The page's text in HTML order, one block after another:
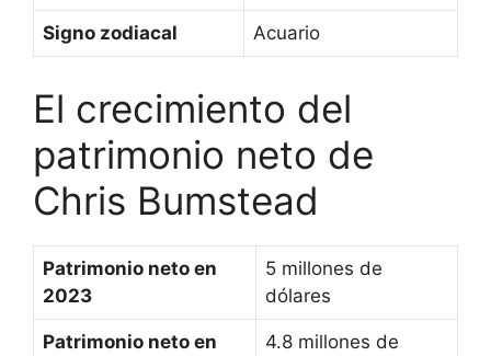
Signo zodiacal Acuario
El crecimiento del
patrimonio neto de
Chris Bumstead
Patrimonio neto en
2023
5 millones de
dólares
Patrimonio neto en
4.8 millones de